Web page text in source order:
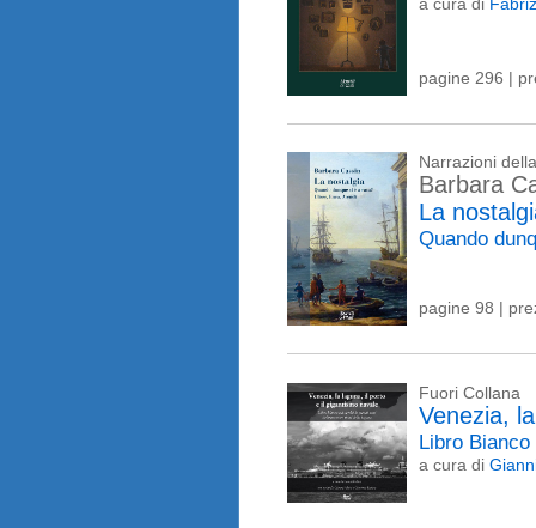
pagine 296 |
Narrazioni
Barbara
La
Quando
pagine 98 |
Fuori Collana
Venezia,
Libro
a cura di